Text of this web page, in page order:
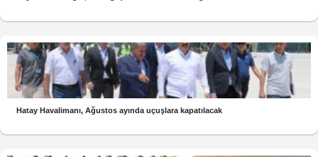
Hatay Havalimanı, Ağustos ayında uçuşlara kapatılacak